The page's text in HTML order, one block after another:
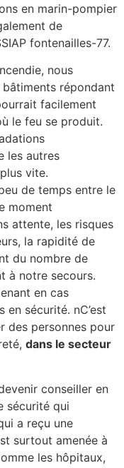
en marin-pompier
de
fontenailles-77.
nous
répondant
facilement
le feu se produit.
les autres
vite.
de temps entre le
moment
attente, les risques
la rapidité de
du nombre de
à notre secours.
en cas
en sécurité. nC’est
des personnes pour
dans le secteur
conseiller en
sécurité qui
a reçu une
surtout amenée à
les hôpitaux,